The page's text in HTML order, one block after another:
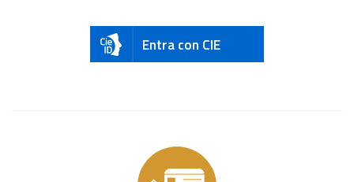
Entra con CIE